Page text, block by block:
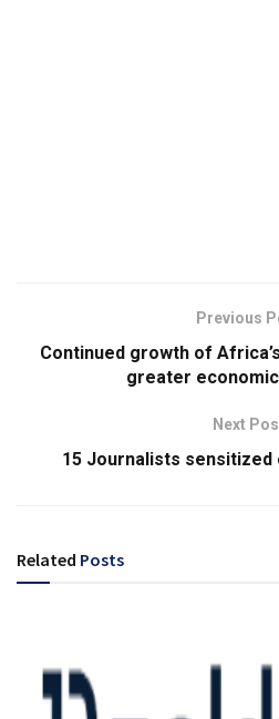
Previous
Continued growth of
greater
Next
15 Journalists sensitized
Related Posts